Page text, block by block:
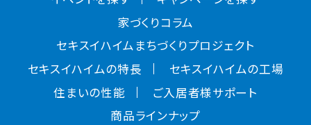
家づくりコラム
セキスイハイムまちづくりプロジェクト
セキスイハイムの特長
セキスイハイムの工場
住まいの性能
ご入居者様サポート
商品ラインナップ